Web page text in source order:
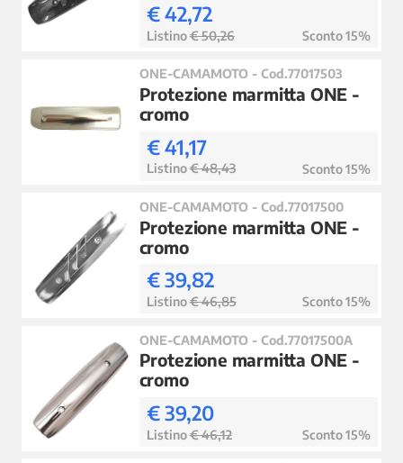
€ 42,72
Listino€ 50,26 Sconto 15%
ONE-CAMAMOTO - Cod.77017503
Protezione marmitta ONE -
cromo
€ 41,17
Listino€ 48,43 Sconto 15%
ONE-CAMAMOTO - Cod.77017500
Protezione marmitta ONE -
cromo
€ 39,82
Listino€ 46,85 Sconto 15%
ONE-CAMAMOTO - Cod.77017500A
Protezione marmitta ONE -
cromo
€ 39,20
Listino€ 46,12 Sconto 15%